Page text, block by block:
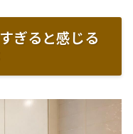
ぎると感じる